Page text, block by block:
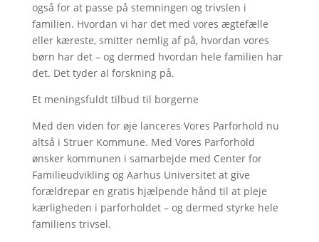
også for at passe på stemningen og trivslen i
familien. Hvordan vi har det med vores ægtefælle
eller kæreste, smitter nemlig af på, hvordan vores
børn har det – og dermed hvordan hele familien har
det. Det tyder al forskning på.
Et meningsfuldt tilbud til borgerne
Med den viden for øje lanceres Vores Parforhold nu
altså i Struer Kommune. Med Vores Parforhold
ønsker kommunen i samarbejde med Center for
Familieudvikling og Aarhus Universitet at give
forældrepar en gratis hjælpende hånd til at pleje
kærligheden i parforholdet – og dermed styrke hele
familiens trivsel.